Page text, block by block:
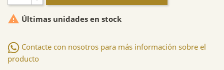
 Últimas unidades en stock
Contacte con nosotros para más información sobre el
producto